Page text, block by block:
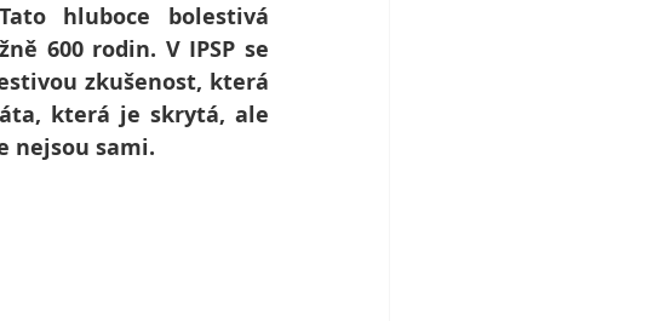
hluboce bolestivá
600 rodin. V IPSP se
zkušenost, která
která je skrytá, ale
nejsou sami.